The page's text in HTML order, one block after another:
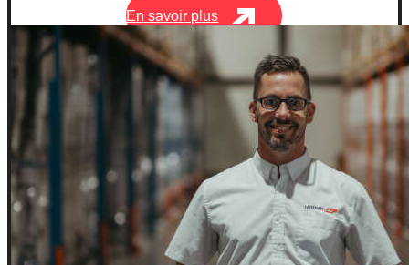
En savoir plus